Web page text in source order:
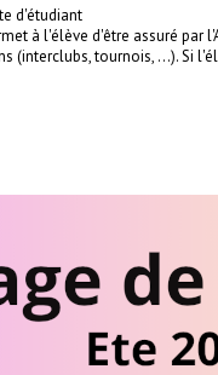
d'étudiant
à l'élève d'être assuré par
(interclubs, tournois, ...). Si